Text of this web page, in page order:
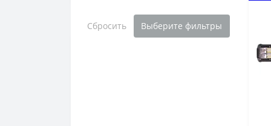
Сбросить Выберите фильтры